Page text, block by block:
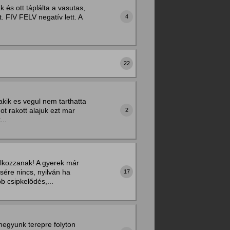
és ott táplálta a vasutas,
FIV FELV negatív lett. A
4
22
es vegul nem tarthatta
rakott alajuk ezt mar
2
A gyerek már
nincs, nyilván ha
csipkelődés,...
17
terepre folyton